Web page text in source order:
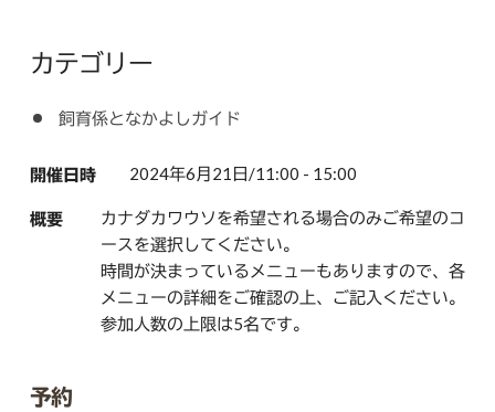
カテゴリー
飼育係となかよしガイド
開催日時 2024年6月21日/11:00 - 15:00
概要
カナダカワウソを希望される場合のみご希望のコ
ースを選択してください。
時間が決まっているメニューもありますので、各
メニューの詳細をご確認の上、ご記入ください。
参加人数の上限は5名です。
予約